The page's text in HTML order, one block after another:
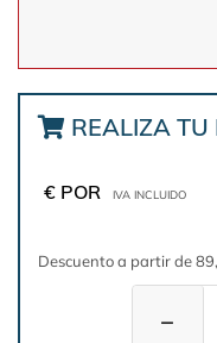
REALIZA TU
€ POR IVA INCLUIDO
Descuento a partir de
−